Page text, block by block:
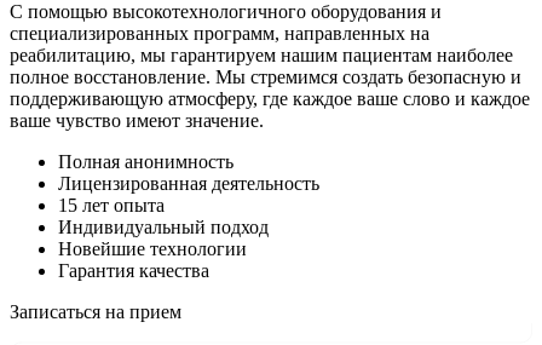
С помощью высокотехнологичного оборудования и
специализированных программ, направленных на
реабилитацию, мы гарантируем нашим пациентам наиболее
полное восстановление. Мы стремимся создать безопасную и
поддерживающую атмосферу, где каждое ваше слово и каждое
ваше чувство имеют значение.
Полная анонимность
Лицензированная деятельность
15 лет опыта
Индивидуальный подход
Новейшие технологии
Гарантия качества
Записаться на прием